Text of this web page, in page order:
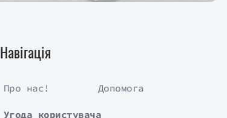
Навігація
Про нас! Допомога
Угода користувача